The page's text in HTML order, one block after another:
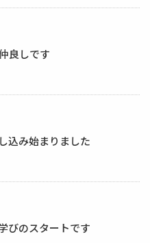
良しです
込み始まりました
びのスタートです